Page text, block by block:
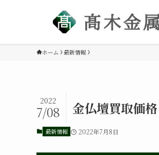
ホーム 最新情報
金仏壇買取価
2022
7/08
最新情報 2022年7月8日